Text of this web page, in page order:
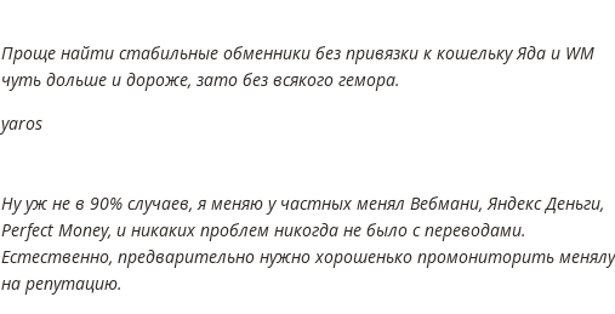
Проще найти стабильные обменники без привязки к кошельку Яда и WM
чуть дольше и дороже, зато без всякого гемора.
yaros
Ну уж не в 90% случаев, я меняю у частных менял Вебмани, Яндекс Деньги,
Perfect Money, и никаких проблем никогда не было с переводами.
Естественно, предварительно нужно хорошенько промониторить менялу
на репутацию.